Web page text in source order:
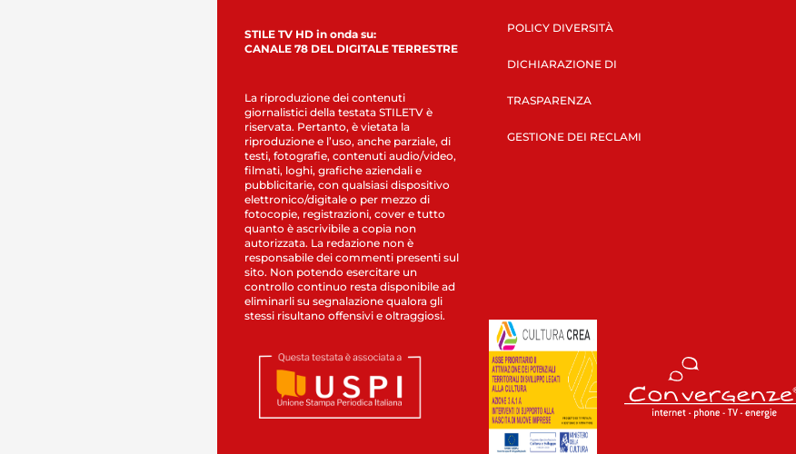
STILE TV HD in onda su:
CANALE 78 DEL DIGITALE TERRESTRE
La riproduzione dei contenuti
giornalistici della testata STILETV è
riservata. Pertanto, è vietata la
riproduzione e l’uso, anche parziale, di
testi, fotografie, contenuti audio/video,
filmati, loghi, grafiche aziendali e
pubblicitarie, con qualsiasi dispositivo
elettronico/digitale o per mezzo di
fotocopie, registrazioni, cover e tutto
quanto è ascrivibile a copia non
autorizzata. La redazione non è
responsabile dei commenti presenti sul
sito. Non potendo esercitare un
controllo continuo resta disponibile ad
eliminarli su segnalazione qualora gli
stessi risultano offensivi e oltraggiosi.
POLICY DIVERSITÀ
DICHIARAZIONE DI
TRASPARENZA
GESTIONE DEI RECLAMI